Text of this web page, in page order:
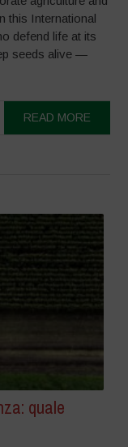
this International
defend life at its
seeds alive —
READ MORE
quale